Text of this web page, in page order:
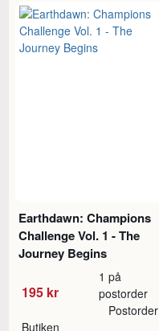
Earthdawn: Champions
Challenge Vol. 1 - The
Journey Begins
195 kr
1 på
postorder
Butiken
Postorder